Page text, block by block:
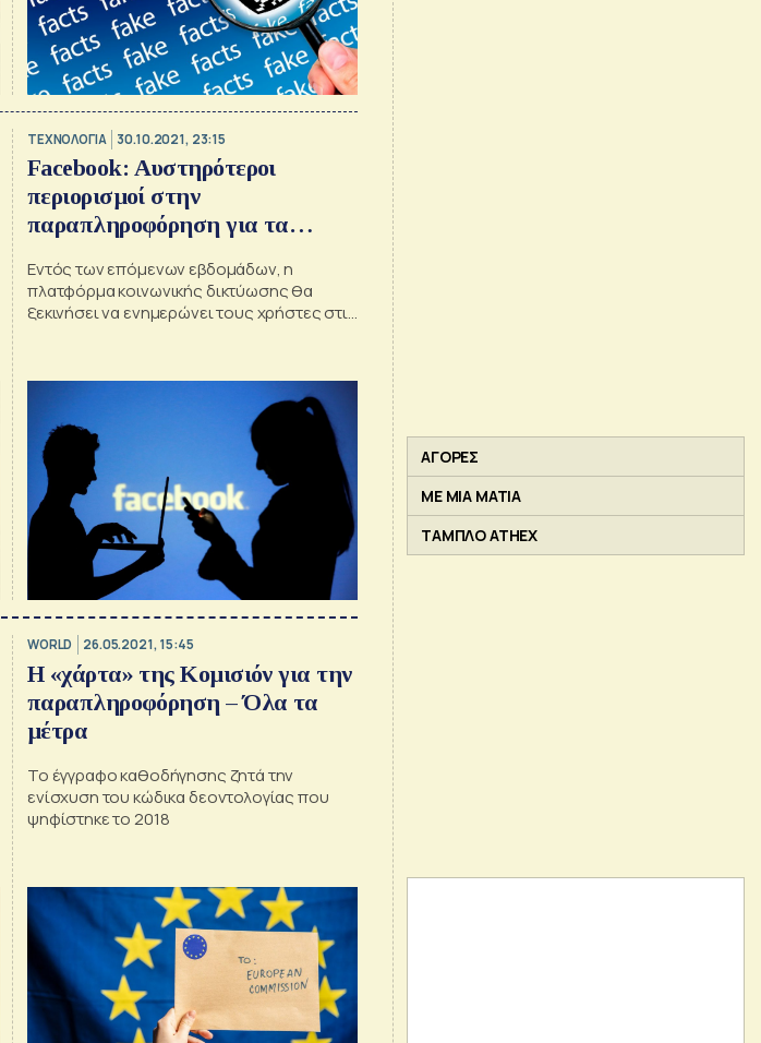
ΤΕΧΝΟΛΟΓΙΑ 30.10.2021, 23:15
Facebook: Αυστηρότεροι
περιορισμοί στην
παραπληροφόρηση για τα
Εντός των επόμενων εβδομάδων, η
πλατφόρμα κοινωνικής δικτύωσης θα
ξεκινήσει να ενημερώνει τους χρήστες στις
WORLD 26.05.2021, 15:45
Η «χάρτα» της Κομισιόν για την
παραπληροφόρηση – Όλα τα
μέτρα
Το έγγραφο καθοδήγησης ζητά την
ενίσχυση του κώδικα δεοντολογίας που
ψηφίστηκε το 2018
ΑΓΟΡΕΣ
ΜΕ ΜΙΑ ΜΑΤΙΑ
ΤΑΜΠΛΟ ATHEX